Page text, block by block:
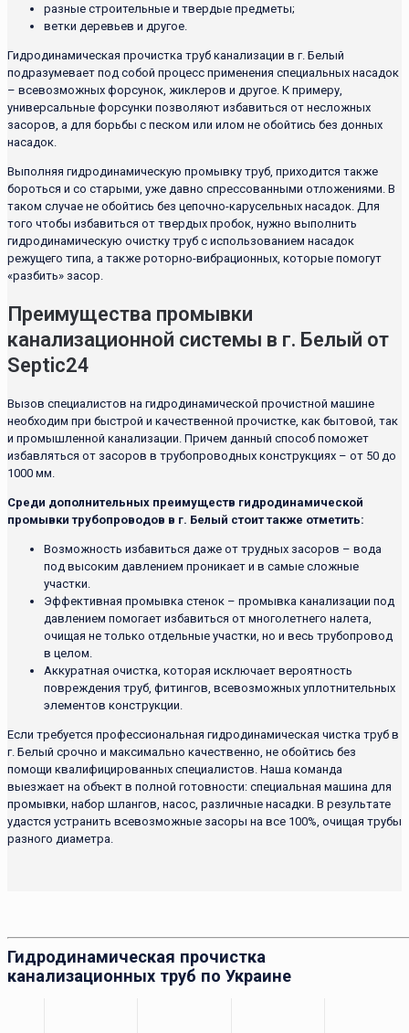
разные строительные и твердые предметы;
ветки деревьев и другое.
Гидродинамическая прочистка труб канализации в г. Белый
подразумевает под собой процесс применения специальных насадок
– всевозможных форсунок, жиклеров и другое. К примеру,
универсальные форсунки позволяют избавиться от несложных
засоров, а для борьбы с песком или илом не обойтись без донных
насадок.
Выполняя гидродинамическую промывку труб, приходится также
бороться и со старыми, уже давно спрессованными отложениями. В
таком случае не обойтись без цепочно-карусельных насадок. Для
того чтобы избавиться от твердых пробок, нужно выполнить
гидродинамическую очистку труб с использованием насадок
режущего типа, а также роторно-вибрационных, которые помогут
«разбить» засор.
Преимущества промывки
канализационной системы в г. Белый от
Septic24
Вызов специалистов на гидродинамической прочистной машине
необходим при быстрой и качественной прочистке, как бытовой, так
и промышленной канализации. Причем данный способ поможет
избавляться от засоров в трубопроводных конструкциях – от 50 до
1000 мм.
Среди дополнительных преимуществ гидродинамической
промывки трубопроводов в г. Белый стоит также отметить:
Возможность избавиться даже от трудных засоров – вода
под высоким давлением проникает и в самые сложные
участки.
Эффективная промывка стенок – промывка канализации под
давлением помогает избавиться от многолетнего налета,
очищая не только отдельные участки, но и весь трубопровод
в целом.
Аккуратная очистка, которая исключает вероятность
повреждения труб, фитингов, всевозможных уплотнительных
элементов конструкции.
Если требуется профессиональная гидродинамическая чистка труб в
г. Белый срочно и максимально качественно, не обойтись без
помощи квалифицированных специалистов. Наша команда
выезжает на объект в полной готовности: специальная машина для
промывки, набор шлангов, насос, различные насадки. В результате
удастся устранить всевозможные засоры на все 100%, очищая трубы
разного диаметра.
Гидродинамическая прочистка
канализационных труб по Украине